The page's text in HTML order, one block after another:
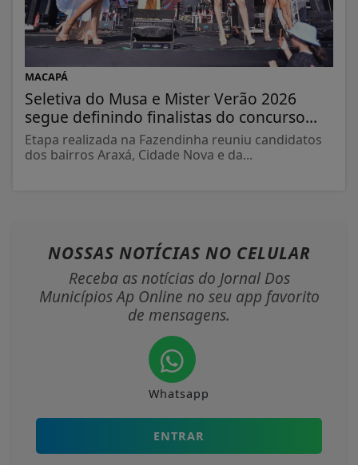
MACAPÁ
Seletiva do Musa e Mister Verão 2026
segue definindo finalistas do concurso...
Etapa realizada na Fazendinha reuniu candidatos
dos bairros Araxá, Cidade Nova e da...
NOSSAS NOTÍCIAS NO CELULAR
Receba as notícias do Jornal Dos
Municípios Ap Online no seu app favorito
de mensagens.
Whatsapp
ENTRAR